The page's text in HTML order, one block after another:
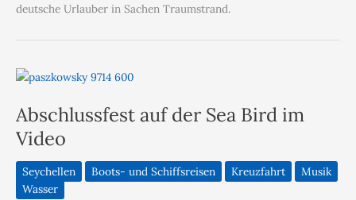
deutsche Urlauber in Sachen Traumstrand.
Abschlussfest auf der Sea Bird im
Video
Seychellen Boots- und Schiffsreisen Kreuzfahrt
Musik
Wasser